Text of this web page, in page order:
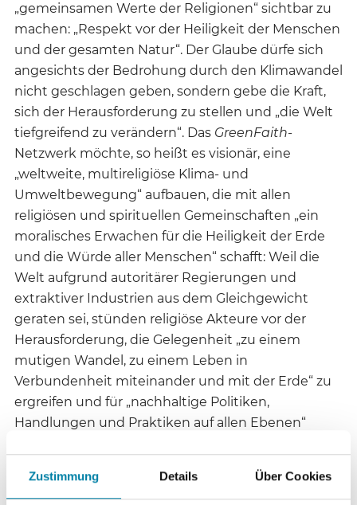
Zustimmung Details Über Cookies
„gemeinsamen Werte der Religionen“ sichtbar zu
machen: „Respekt vor der Heiligkeit der Menschen
und der gesamten Natur“. Der Glaube dürfe sich
angesichts der Bedrohung durch den Klimawandel
nicht geschlagen geben, sondern gebe die Kraft,
sich der Herausforderung zu stellen und „die Welt
tiefgreifend zu verändern“. Das GreenFaith-
Netzwerk möchte, so heißt es visionär, eine
„weltweite, multireligiöse Klima- und
Umweltbewegung“ aufbauen, die mit allen
religiösen und spirituellen Gemeinschaften „ein
moralisches Erwachen für die Heiligkeit der Erde
und die Würde aller Menschen“ schafft: Weil die
Welt aufgrund autoritärer Regierungen und
extraktiver Industrien aus dem Gleichgewicht
geraten sei, stünden religiöse Akteure vor der
Herausforderung, die Gelegenheit „zu einem
mutigen Wandel, zu einem Leben in
Verbundenheit miteinander und mit der Erde“ zu
ergreifen und für „nachhaltige Politiken,
Handlungen und Praktiken auf allen Ebenen“
der „individuellen spirituellen Transformation“ und